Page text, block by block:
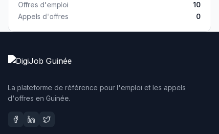
Offres d'emploi
10
Appels d'offres
0
La plateforme de référence pour l'emploi et les appels
d'offres en Guinée.